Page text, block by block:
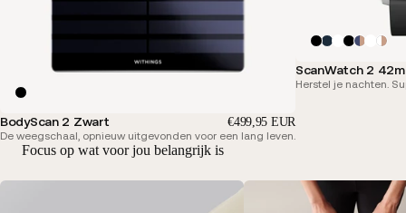
BodyScan 2 Zwart €499,95 EUR
De weegschaal, opnieuw uitgevonden voor een lang leven.
ScanWatch 2
Herstel je nachten.
Focus op wat voor jou belangrijk is